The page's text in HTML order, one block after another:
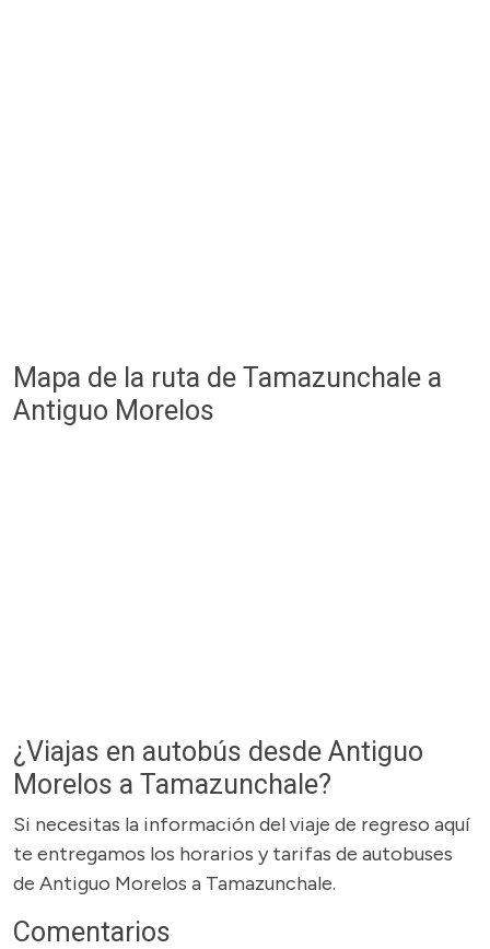
Mapa de la ruta de Tamazunchale a
Antiguo Morelos
¿Viajas en autobús desde Antiguo
Morelos a Tamazunchale?
Si necesitas la información del viaje de regreso aquí
te entregamos los horarios y tarifas de autobuses
de Antiguo Morelos a Tamazunchale.
Comentarios